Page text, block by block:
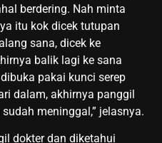
berdering. Nah minta
itu kok dicek tutupan
sana, dicek ke
balik lagi ke sana
pakai kunci serep
dalam, akhirnya panggil
meninggal,” jelasnya.
dokter dan diketahui